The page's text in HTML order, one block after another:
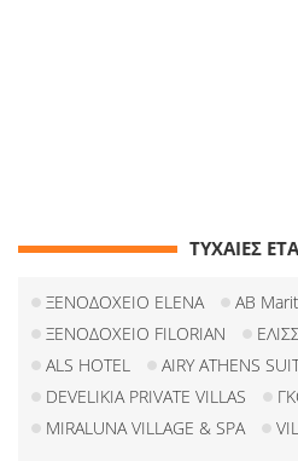
ΤΥΧΑΙΕΣ
ΞΕΝΟΔΟΧΕΙΟ ELENA
AB
ΞΕΝΟΔΟΧΕΙΟ FILORIAN
ALS HOTEL
AIRY ATHENS
DEVELIKIA PRIVATE VILLAS
MIRALUNA VILLAGE & SPA